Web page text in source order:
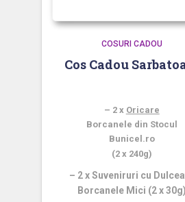
COSURI CADOU
Cos Cadou
– 2 x Oricare
Borcanele din Stocul
Bunicel.ro
(2 x 240g)
– 2 x Suveniruri cu
Borcanele Mici (2 x 30g)